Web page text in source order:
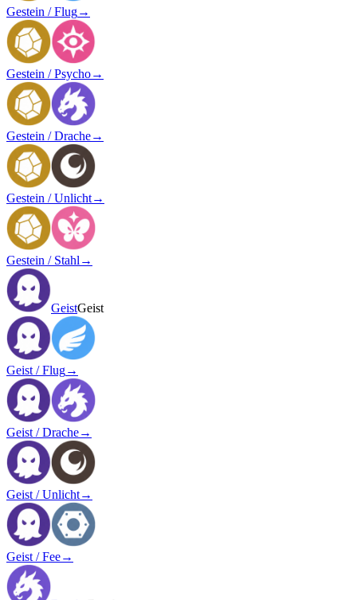
Gestein / Flug→
Gestein / Psycho→
Gestein / Drache→
Gestein / Unlicht→
Gestein / Stahl →
GeistGeist
Geist / Flug→
Geist / Drache→
Geist / Unlicht→
Geist / Fee→